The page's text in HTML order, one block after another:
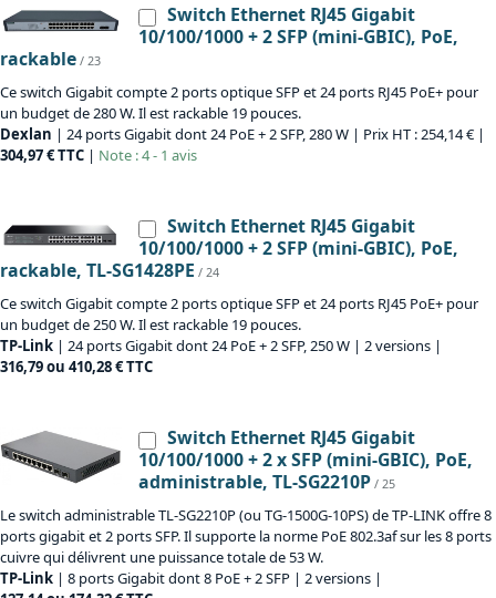
Switch Ethernet RJ45 Gigabit
10/100/1000 + 2 SFP (mini-GBIC), PoE,
rackable / 23
Ce switch Gigabit compte 2 ports optique SFP et 24 ports RJ45 PoE+ pour
un budget de 280 W. Il est rackable 19 pouces.
Dexlan | 24 ports Gigabit dont 24 PoE + 2 SFP, 280 W | Prix HT : 254,14 € |
304,97 € TTC | Note : 4 - 1 avis
Switch Ethernet RJ45 Gigabit
10/100/1000 + 2 SFP (mini-GBIC), PoE,
rackable, TL-SG1428PE / 24
Ce switch Gigabit compte 2 ports optique SFP et 24 ports RJ45 PoE+ pour
un budget de 250 W. Il est rackable 19 pouces.
TP-Link | 24 ports Gigabit dont 24 PoE + 2 SFP, 250 W | 2 versions |
316,79 ou 410,28 € TTC
Switch Ethernet RJ45 Gigabit
10/100/1000 + 2 x SFP (mini-GBIC), PoE,
administrable, TL-SG2210P / 25
Le switch administrable TL-SG2210P (ou TG-1500G-10PS) de TP-LINK offre 8
ports gigabit et 2 ports SFP. Il supporte la norme PoE 802.3af sur les 8 ports
cuivre qui délivrent une puissance totale de 53 W.
TP-Link | 8 ports Gigabit dont 8 PoE + 2 SFP | 2 versions |